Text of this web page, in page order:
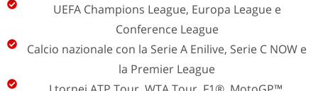
UEFA Champions League, Europa League e
Conference League
Calcio nazionale con la Serie A Enilive, Serie C NOW e
la Premier League